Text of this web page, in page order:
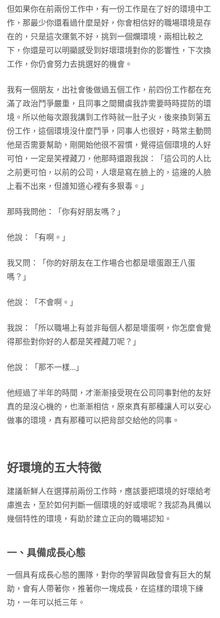
但如果你在前兩份工作中，有一份工作是在了好的環境中工
作，那最少你還看過什麼是好，你會相信好的職場環境是存
在的，只是這次運氣不好，挑到一個爛環境，兩相比較之
下，你還是可以明顯感受到好壞環境對你的影響性，下次換
工作，你仍會努力去挑選好的機會。
我有一個朋友，出社會後做過五個工作，前四份工作都在充
滿了政治鬥爭嚴重，且同事之間爾虞我詐需要時時提防的環
境。所以他每次跟我講到工作時就一肚子火，後來換到第五
份工作，這個環境沒什麼鬥爭，同事人也很好，時常主動問
他是否需要幫助，剛開始他很不習慣，覺得這個環境的人好
可怕，一定是笑裡藏刀，他那時還跟我說：「這公司的人比
之前更可怕，以前的公司，人壞是寫在臉上的，這邊的人臉
上看不出來，但誰知道心裡有多狠毒。」
那時我問他：「你有好朋友嗎？」
他說：「有啊。」
我又問：「你的好朋友在工作場合也都是壞蛋跟王八蛋
嗎？」
他說：「不會啊。」
我說：「所以職場上有並非每個人都是壞蛋啊，你怎麼會覺
得那些對你好的人都是笑裡藏刀呢？」
他說：「那不一樣...」
他經過了半年的時間，才漸漸接受現在公司同事對他的友好
真的是沒心機的，也漸漸相信，原來真有那種讓人可以安心
做事的環境，真有那種可以把背部交給他的同事。
好環境的五大特徵
建議新鮮人在選擇前兩份工作時，應該要把環境的好壞給考
慮進去，至於如何判斷一個環境的好或壞呢？我認為具備以
幾個特性的環境，有助於建立正向的職場認知。
一、具備成長心態
一個具有成長心態的團隊，對你的學習與啟發會有巨大的幫
助，會有人帶著你，推著你一塊成長，在這樣的環境下練
功，一年可以抵三年。